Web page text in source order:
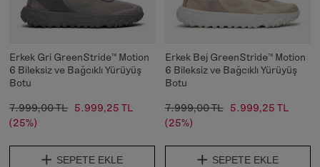
Erkek Gri GreenStride™ Motion
6 Bileksiz ve Bağcıklı Yürüyüş
Botu
7.999,00 TL 5.999,25 TL
(25%)
SEPETE EKLE
Erkek Bej GreenStride™ Motion
6 Bileksiz ve Bağcıklı Yürüyüş
Botu
7.999,00 TL
5.999,25 TL
(25%)
SEPETE EKLE